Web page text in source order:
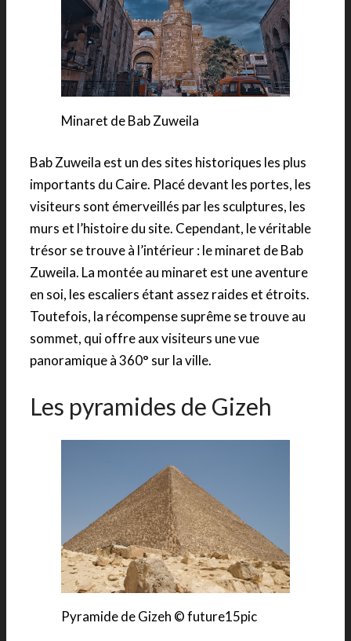
Minaret de Bab Zuweila
Bab Zuweila est un des sites historiques les plus
importants du Caire. Placé devant les portes, les
visiteurs sont émerveillés par les sculptures, les
murs et l’histoire du site. Cependant, le véritable
trésor se trouve à l’intérieur : le minaret de Bab
Zuweila. La montée au minaret est une aventure
en soi, les escaliers étant assez raides et étroits.
Toutefois, la récompense suprême se trouve au
sommet, qui offre aux visiteurs une vue
panoramique à 360° sur la ville.
Les pyramides de Gizeh
Pyramide de Gizeh © future15pic